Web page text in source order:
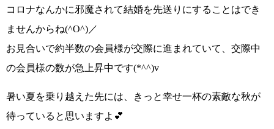
コロナなんかに邪魔されて結婚を先送りにすることはでき
ませんからね(^O^)／
お見合いで約半数の会員様が交際に進まれていて、交際中
の会員様の数が急上昇中です(*^^)v
暑い夏を乗り越えた先には、きっと幸せ一杯の素敵な秋が
待っていると思いますよ 💕